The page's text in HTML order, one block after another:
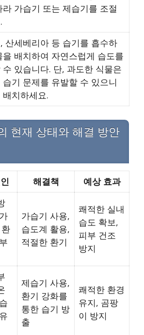
라 가습기 또는 제습기를 조절
산세베리아 등 습기를 흡수하
을 배치하여 자연스럽게 습도를
수 있습니다. 단, 과도한 식물은
습기 문제를 유발할 수 있으니
배치하세요.
현재 상태와 해결 방안
해결책 예상 효과
가습기 사용,
습도계 활용,
적절한 환기
쾌적한 실내
습도 확보,
피부 건조
방지
제습기 사용,
환기 강화를
통한 습기 방
출
쾌적한 환경
유지, 곰팡
이 방지